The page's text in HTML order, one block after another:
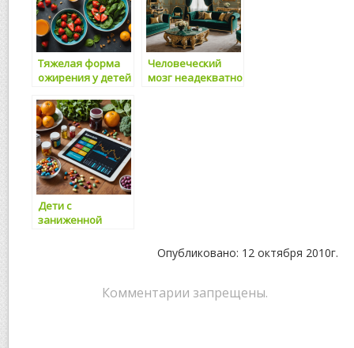
Тяжелая форма
ожирения у детей
генетическую
природу
Человеческий
мозг неадекватно
Дети с
заниженной
взрослой жизни
Опубликовано: 12 октября 2010г.
Комментарии запрещены.